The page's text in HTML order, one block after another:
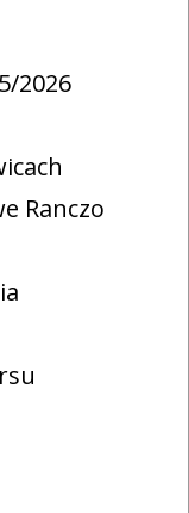
2026
Ranczo